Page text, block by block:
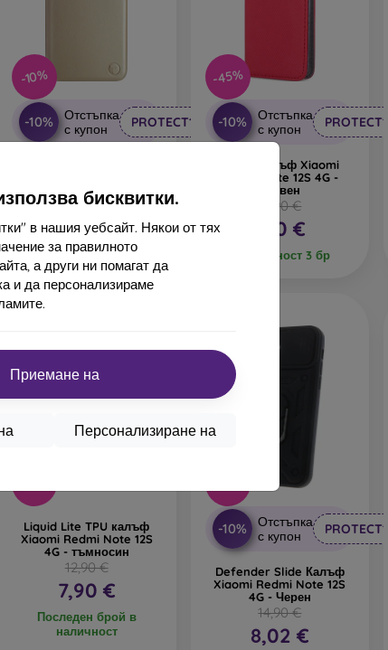
бисквитки.
в нашия уебсайт. Някои от тях
за правилното
а други ни помагат да
и да персонализираме
Приемане на
Персонализиране на
-10%
-10%
Отстъпка
с купон
PROTECT10
12S златист, Lichi
15,90 €
14,32 €
В наличност 1 бр
-45%
-10%
Отстъпка
с купон
PROTECT10
Smart калъф Xiaomi
Redmi Note 12S 4G -
червен
12,90 €
7,10 €
В наличност 3 бр
Liquid Lite TPU калъф
Xiaomi Redmi Note 12S
4G - тъмносин
12,90 €
7,90 €
Последен брой в
наличност
-10%
Отстъпка
с купон
PROTECT10
Defender Slide Калъф
Xiaomi Redmi Note 12S
4G - Черен
14,90 €
8,02 €